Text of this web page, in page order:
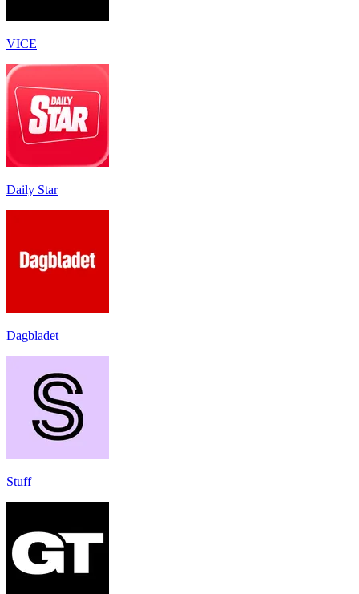
VICE
Daily Star
Dagbladet
Stuff